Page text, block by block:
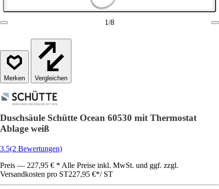
1/8
Vergleichen
Duschsäule Schütte Ocean 60530 mit Thermostat
Ablage weiß
3.5(2 Bewertungen)
Preis — 227,95 € * Alle Preise inkl. MwSt. und ggf. zzgl.
Versandkosten pro ST227,95 €*/ ST